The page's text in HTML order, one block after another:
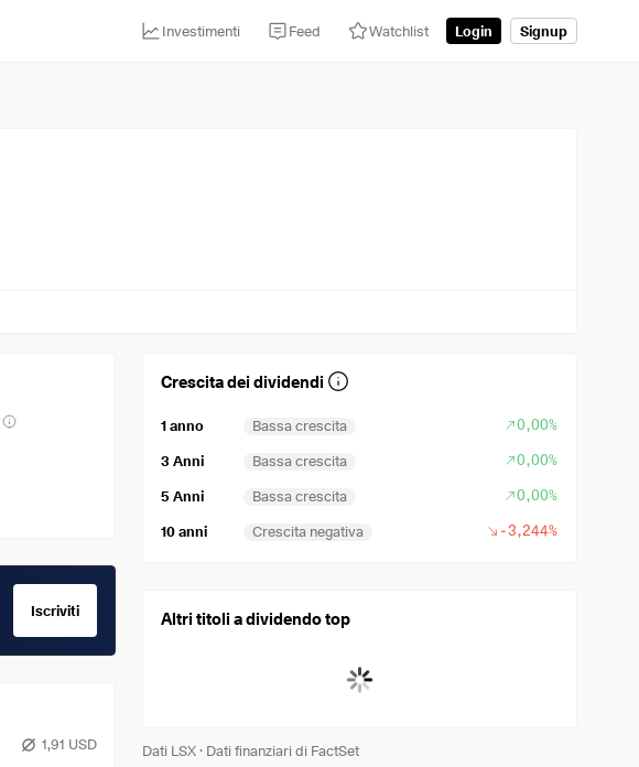
Investimenti Feed Watchlist Login Signup
Iscriviti
1,91 USD
Crescita dei dividendi
1 anno Bassa crescita 0,00%
3 Anni Bassa crescita 0,00%
5 Anni Bassa crescita 0,00%
10 anni Crescita negativa -3,244%
Altri titoli a dividendo top
Dati LSX· Dati finanziari di FactSet